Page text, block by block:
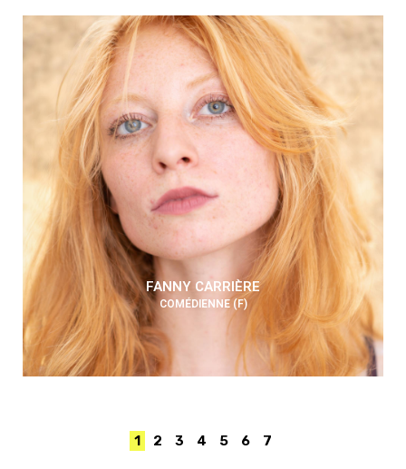
FANNY CARRIÈRE
COMÉDIENNE (F)
1 2 3 4 5 6 7